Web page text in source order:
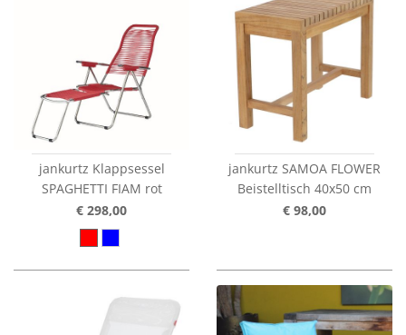
jankurtz Klappsessel
SPAGHETTI FIAM rot
€ 298,00
jankurtz SAMOA FLOWER
Beistelltisch 40x50 cm
€ 98,00